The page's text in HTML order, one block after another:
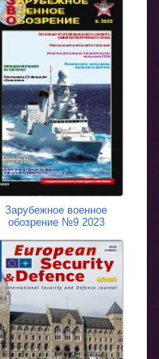
Зарубежное военное
обозрение №9 2023